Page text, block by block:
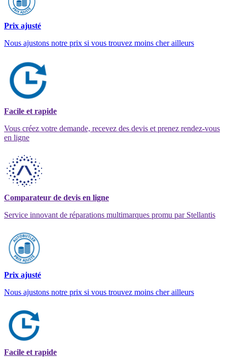
Prix ajusté
Nous ajustons notre prix si vous trouvez moins cher ailleurs
Facile et rapide
Vous créez votre demande, recevez des devis et prenez rendez-vous
en ligne
Comparateur de devis en ligne
Service innovant de réparations multimarques promu par Stellantis
Prix ajusté
Nous ajustons notre prix si vous trouvez moins cher ailleurs
Facile et rapide